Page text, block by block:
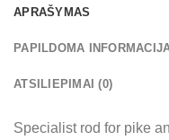
APRAŠYMAS
PAPILDOMA
ATSILIEPIMAI (0)
Specialist rod for pike